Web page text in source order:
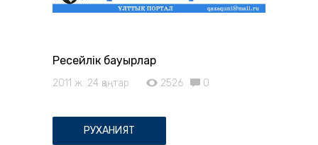
Ресейлік бауырлар
2011 ж. 24 қаңтар 2526 0
РУХАНИЯТ